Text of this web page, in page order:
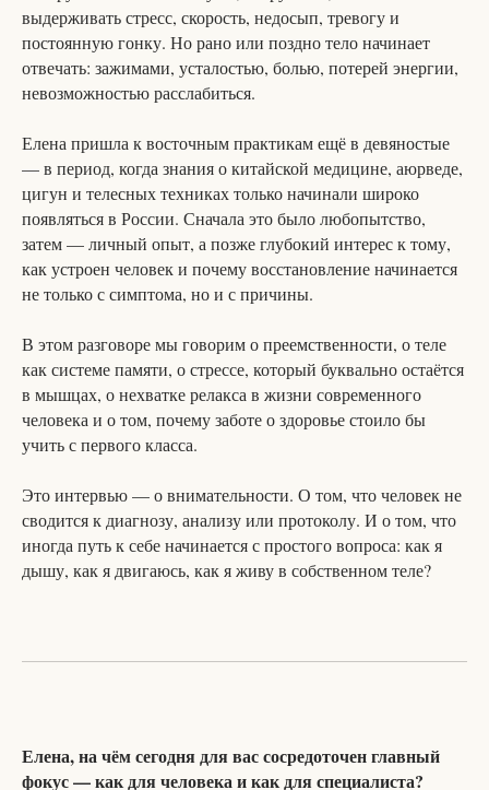
выдерживать стресс, скорость, недосып, тревогу и
постоянную гонку. Но рано или поздно тело начинает
отвечать: зажимами, усталостью, болью, потерей энергии,
невозможностью расслабиться.
Елена пришла к восточным практикам ещё в девяностые
— в период, когда знания о китайской медицине, аюрведе,
цигун и телесных техниках только начинали широко
появляться в России. Сначала это было любопытство,
затем — личный опыт, а позже глубокий интерес к тому,
как устроен человек и почему восстановление начинается
не только с симптома, но и с причины.
В этом разговоре мы говорим о преемственности, о теле
как системе памяти, о стрессе, который буквально остаётся
в мышцах, о нехватке релакса в жизни современного
человека и о том, почему заботе о здоровье стоило бы
учить с первого класса.
Это интервью — о внимательности. О том, что человек не
сводится к диагнозу, анализу или протоколу. И о том, что
иногда путь к себе начинается с простого вопроса: как я
дышу, как я двигаюсь, как я живу в собственном теле?
Елена, на чём сегодня для вас сосредоточен главный
фокус — как для человека и как для специалиста?